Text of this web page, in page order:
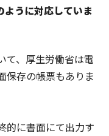
ように対応していま
て、厚生労働省は電
保存の帳票もありま
的に書面にて出力す